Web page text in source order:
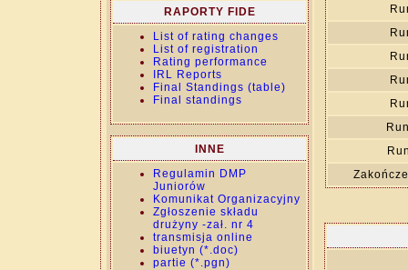
RAPORTY FIDE
List of rating changes
List of registration
Rating performance
IRL Reports
Final Standings (table)
Final standings
INNE
Regulamin DMP
Juniorów
Komunikat Organizacyjny
Zgłoszenie składu
drużyny -zał. nr 4
transmisja online
biuetyn (*.doc)
partie (*.pgn)